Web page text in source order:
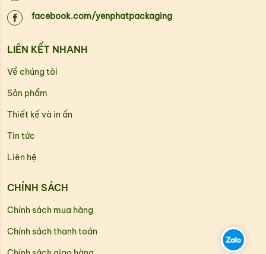
facebook.com/yenphatpackaging
LIÊN KẾT NHANH
Về chúng tôi
Sản phẩm
Thiết kế và in ấn
Tin tức
Liên hệ
CHÍNH SÁCH
Chính sách mua hàng
Chính sách thanh toán